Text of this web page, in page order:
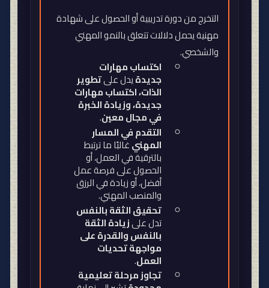
التخرج من دورة تدريبية أو الحصول على شهادة
مهنية يحمل دلالات تتعلق بالنمو المهني
والشخصي.
اكتساب مهارات
جديدةيدل علىتطوير
الذات، اكتساب مهارات
جديدة، وزيادة الخبرة
في مجال معين.
التقدم في المسار
المهنيغالبًا ما ترتبط
بالترقية في العمل، أو
الحصول على فرصة عمل
أفضل، أو زيادة في الرزق
والمنصب المهني.
تحقيق الثقة بالنفس
تدل علىزيادة الثقة
بالنفس والقدرة على
مواجهة تحديات
العمل.
تجاوز مرحلة تعليمية